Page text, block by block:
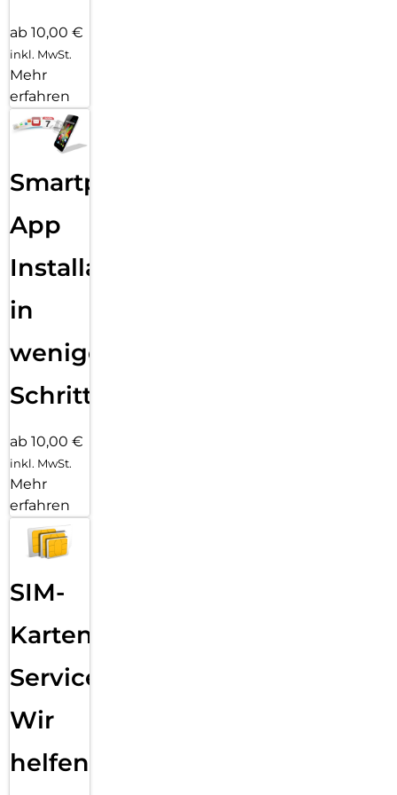
ab 10,00 €
inkl. MwSt.
Mehr
erfahren
Smartphone
App
Installation
in
wenigen
Schritten
ab 10,00 €
inkl. MwSt.
Mehr
erfahren
SIM-
Karten
Service:
Wir
helfen